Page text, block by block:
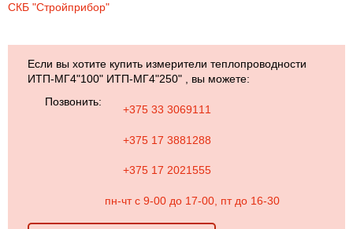
СКБ "Стройприбор"
Если вы хотите купить измерители теплопроводности
ИТП-МГ4"100" ИТП-МГ4"250" , вы можете:
Позвонить:
+375 33 3069111
+375 17 3881288
+375 17 2021555
пн-чт с 9-00 до 17-00, пт до 16-30